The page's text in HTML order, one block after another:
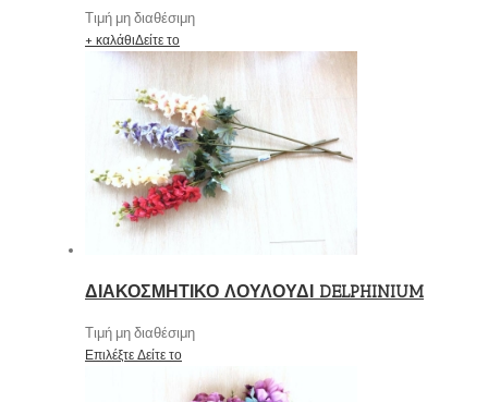
Τιμή μη διαθέσιμη
+ καλάθιΔείτε το
ΔΙΑΚΟΣΜΗΤΙΚΟ ΛΟΥΛΟΥΔΙ DELPHINIUM
Τιμή μη διαθέσιμη
Επιλέξτε Δείτε το